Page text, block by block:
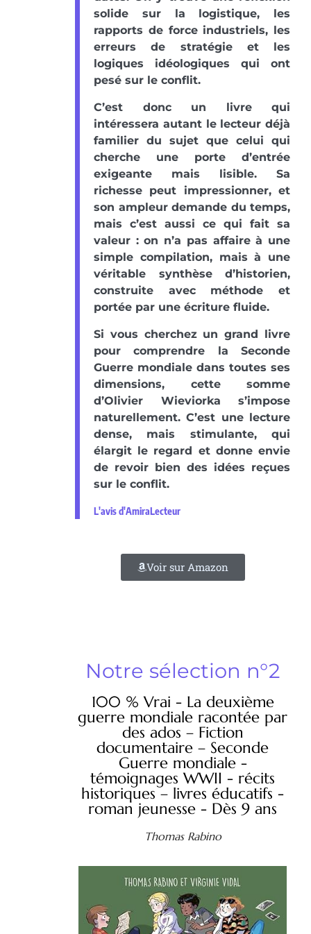
solide sur la logistique, les
rapports de force industriels, les
erreurs de stratégie et les
logiques idéologiques qui ont
pesé sur le conflit.
C’est donc un livre qui
intéressera autant le lecteur déjà
familier du sujet que celui qui
cherche une porte d’entrée
exigeante mais lisible. Sa
richesse peut impressionner, et
son ampleur demande du temps,
mais c’est aussi ce qui fait sa
valeur : on n’a pas affaire à une
simple compilation, mais à une
véritable synthèse d’historien,
construite avec méthode et
portée par une écriture fluide.
Si vous cherchez un grand livre
pour comprendre la Seconde
Guerre mondiale dans toutes ses
dimensions, cette somme
d’Olivier Wieviorka s’impose
naturellement. C’est une lecture
dense, mais stimulante, qui
élargit le regard et donne envie
de revoir bien des idées reçues
sur le conflit.
L'avis d'AmiraLecteur
Voir sur Amazon
Notre sélection n°2
100 % Vrai - La deuxième
guerre mondiale racontée par
des ados – Fiction
documentaire – Seconde
Guerre mondiale -
témoignages WWII - récits
historiques – livres éducatifs -
roman jeunesse - Dès 9 ans
Thomas Rabino